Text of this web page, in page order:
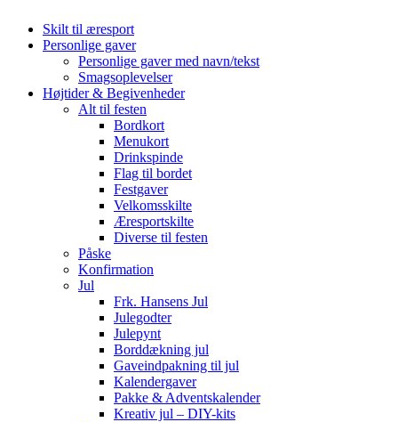
Skilt til æresport
Personlige gaver
Personlige gaver med navn/tekst
Smagsoplevelser
Højtider & Begivenheder
Alt til festen
Bordkort
Menukort
Drinkspinde
Flag til bordet
Festgaver
Velkomsskilte
Æresportskilte
Diverse til festen
Påske
Konfirmation
Jul
Frk. Hansens Jul
Julegodter
Julepynt
Borddækning jul
Gaveindpakning til jul
Kalendergaver
Pakke & Adventskalender
Kreativ jul – DIY-kits